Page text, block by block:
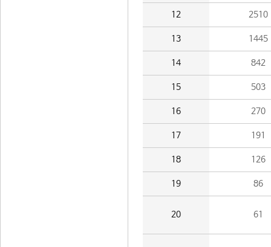
12 2510
13 1445
14 842
15 503
16 270
17 191
18 126
19 86
20 61